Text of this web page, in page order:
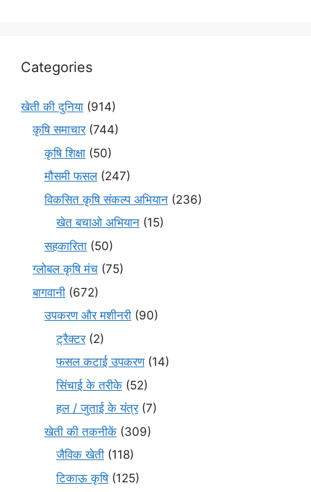
Categories
खेती की दुनिया (914)
कृषि समाचार(744)
कृषि शिक्षा (50)
मौसमी फसल(247)
विकसित कृषि संकल्प अभियान (236)
खेत बचाओ अभियान (15)
सहकारिता (50)
ग्लोबल कृषि मंच (75)
बागवानी (672)
उपकरण और मशीनरी (90)
ट्रैक्टर(2)
फसल कटाई उपकरण(14)
सिंचाई के तरीके (52)
हल / जुताई के यंत्र(7)
खेती की तकनीकें (309)
जैविक खेती (118)
टिकाऊ कृषि(125)